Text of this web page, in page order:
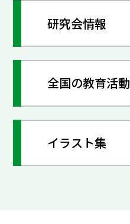
研究会情報
全国の教育活動
イラスト集